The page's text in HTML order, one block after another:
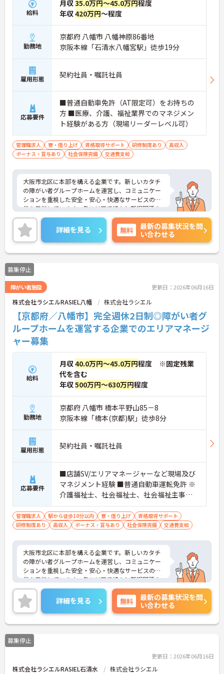
給料
月収35.0万円～45.0万円程度
年収420万円～程度
勤務地
京都府 八幡市 八幡神原86番地
京阪本線「石清水八幡宮駅」徒歩19分
雇用形態 契約社員・嘱託社員
応募要件
■普通自動車免許（AT限定可）をお持ちの
方 ■医療、介護、福祉業界でのマネジメン
ト経験がある方（現場リーダーレベル可）
管理職求人 寮・借り上げ 資格取得サポート 研修制度あり
高収入
ボーナス・賞与あり
社会保険完備 交通費支給
大阪市北区に本部を構える企業です。新しいカタチ
の障がい者グループホームを運営し、コミュニケー
ションを重視した安全・安心・快適なサービスの提
供を目指しています。各エリアで続々と新規開所を
している成長企業で働きませんか？ご興味のある方
には、面接対策ポイントなど、さらに詳細をお話し
いたしますのでお気軽にご相談ください！
詳細を見る 無料
最新の募集状況を問
い合わせる
募集停止
障がい者施設 更新日：2026年06月16日
株式会社ラシエルRASIEL八幡 株式会社ラシエル
【京都府／八幡市】完全週休2日制◎障がい者グ
ループホームを運営する企業でのエリアマネージ
ャー募集
給料
月収40.0万円～45.0万円程度 ※固定残業
代を含む
年収500万円～630万円程度
勤務地
京都府 八幡市 橋本平野山85－8
京阪本線「橋本(京都)駅」徒歩8分
雇用形態 契約社員・嘱託社員
応募要件
■店舗SV/エリアマネージャーなど現場及び
マネジメント経験 ■普通自動車運転免許 ※
介護福祉士、社会福祉士、社会福祉主事、
精神保健福祉士、サービス管理責任者、社
会福祉主事任用資格等歓迎
管理職求人 駅から徒歩10分以内 寮・借り上げ
資格取得サポート
研修制度あり
高収入 ボーナス・賞与あり 社会保険完備 交通費支給
大阪市北区に本部を構える企業です。新しいカタチ
の障がい者グループホームを運営し、コミュニケー
ションを重視した安全・安心・快適なサービスの提
供を目指しています。各エリアで続々と新規開所を
している成長企業で働きませんか？ご興味のある方
には、面接対策ポイントなど、さらに詳細をお話し
いたしますのでお気軽にご相談ください！
詳細を見る 無料
最新の募集状況を問
い合わせる
募集停止
更新日：2026年06月16日
株式会社ラシエルRASIEL石清水 株式会社ラシエル